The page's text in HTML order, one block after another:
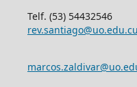
Telf. (53) 54432546
rev.santiago@uo.edu.cu